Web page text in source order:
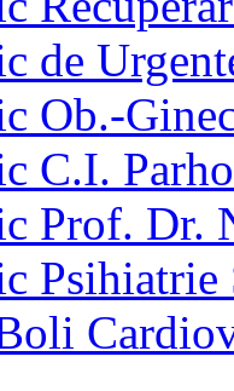
de
Ob.-
C.I.
Prof. Dr.
Psihiatrie